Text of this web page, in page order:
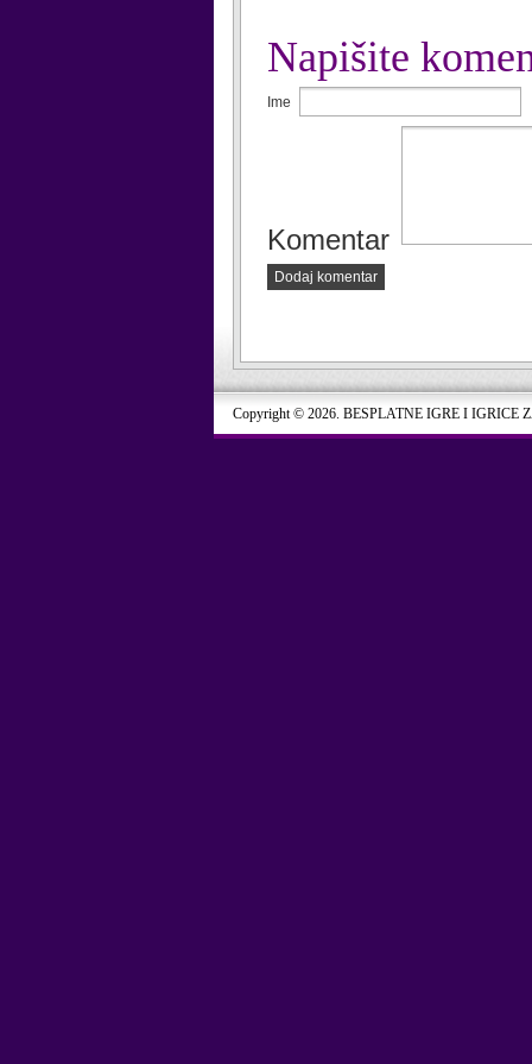
Napišite
Ime
Komentar
Dodaj komentar
Copyright © 2026. BESPLATNE IGRE I IGRICE